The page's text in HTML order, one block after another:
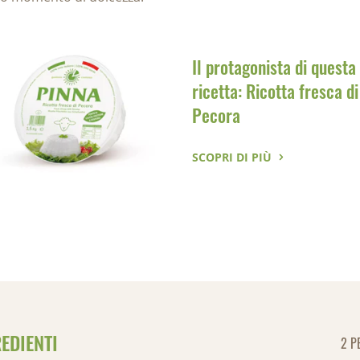
Il protagonista di questa
ricetta: Ricotta fresca di
Pecora
SCOPRI DI PIÙ
2